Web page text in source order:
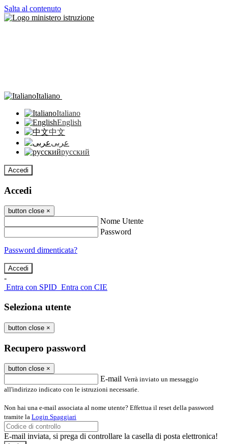
Salta al contenuto
Italiano
Italiano
English
中文
عربى
русский
Accedi
Accedi
button close ×
Nome Utente
Password
Password dimenticata?
-
Entra con SPID Entra con CIE
Seleziona utente
button close ×
Recupero password
button close ×
E-mail Verrà inviato un messaggio
all'indirizzo indicato con le istruzioni necessarie.
Non hai una e-mail associata al nome utente? Effettua il reset della password
tramite la Login Spaggiari
E-mail inviata, si prega di controllare la casella di posta elettronica!